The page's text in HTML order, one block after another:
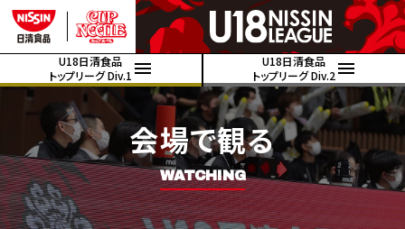
U18日清食品
トップリーグ Div.1
U18日清食品
トップリーグ Div.2
会場で観る
WATCHING